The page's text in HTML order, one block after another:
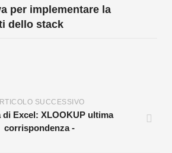
per implementare la
dello stack
SUCCESSIVO
di Excel: XLOOKUP ultima
corrispondenza -